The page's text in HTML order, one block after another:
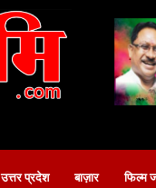
उत्तर प्रदेश बाज़ार फिल्म